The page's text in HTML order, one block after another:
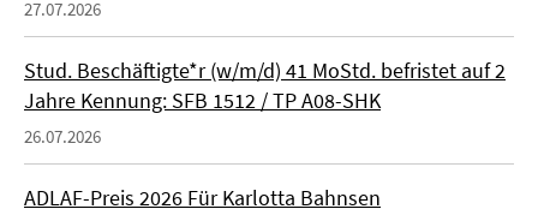
27.07.2026
Stud. Beschäftigte*r (w/m/d) 41 MoStd. befristet auf 2
Jahre Kennung: SFB 1512 / TP A08-SHK
26.07.2026
ADLAF-Preis 2026 Für Karlotta Bahnsen